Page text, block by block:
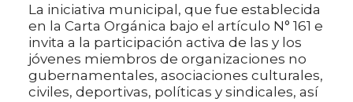
La iniciativa municipal, que fue establecida
en la Carta Orgánica bajo el artículo N° 161 e
invita a la participación activa de las y los
jóvenes miembros de organizaciones no
gubernamentales, asociaciones culturales,
civiles, deportivas, políticas y sindicales, así